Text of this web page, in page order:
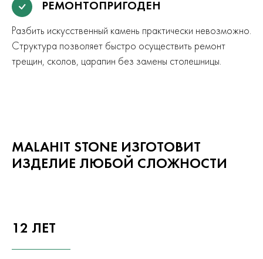
РЕМОНТОПРИГОДЕН
Разбить искусственный камень практически невозможно.
Структура позволяет быстро осуществить ремонт
трещин, сколов, царапин без замены столешницы.
MALAHIT STONE ИЗГОТОВИТ
ИЗДЕЛИЕ ЛЮБОЙ СЛОЖНОСТИ
12 ЛЕТ